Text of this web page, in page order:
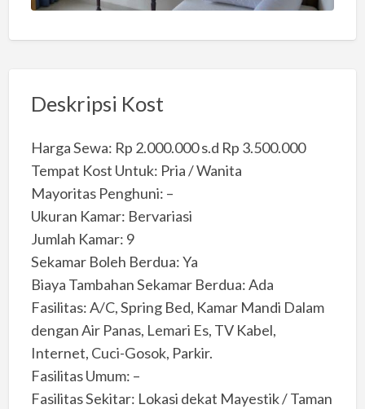
Deskripsi Kost
Harga Sewa: Rp 2.000.000 s.d Rp 3.500.000
Tempat Kost Untuk: Pria / Wanita
Mayoritas Penghuni: –
Ukuran Kamar: Bervariasi
Jumlah Kamar: 9
Sekamar Boleh Berdua: Ya
Biaya Tambahan Sekamar Berdua: Ada
Fasilitas: A/C, Spring Bed, Kamar Mandi Dalam
dengan Air Panas, Lemari Es, TV Kabel,
Internet, Cuci-Gosok, Parkir.
Fasilitas Umum: –
Fasilitas Sekitar: Lokasi dekat Mayestik / Taman